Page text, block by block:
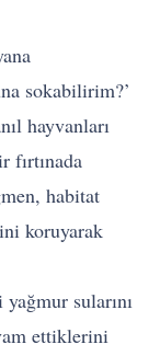
sokabilirim?’
hayvanları
fırtınada
habitat
koruyarak
sularını
ettiklerini